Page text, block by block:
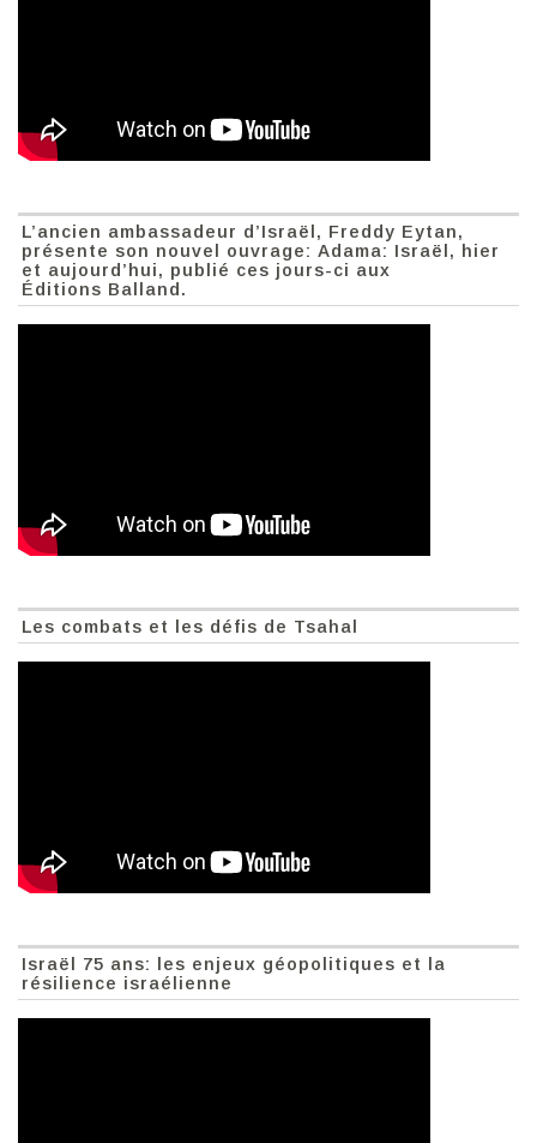
L’ancien ambassadeur d’Israël, Freddy Eytan,
présente son nouvel ouvrage: Adama: Israël, hier
et aujourd’hui, publié ces jours-ci aux
Éditions Balland.
Les combats et les défis de Tsahal
Israël 75 ans: les enjeux géopolitiques et la
résilience israélienne